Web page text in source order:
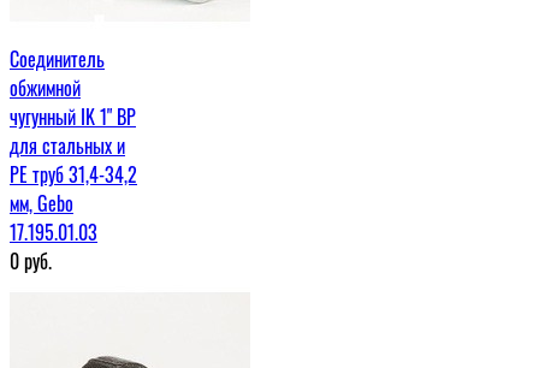
Соединитель
обжимной
чугунный IK 1" ВР
для стальных и
PE труб 31,4-34,2
мм, Gebo
17.195.01.03
0руб.